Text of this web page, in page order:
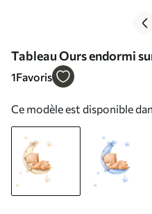
Tableau Ours endormi
1Favoris
Ce modèle est disponible